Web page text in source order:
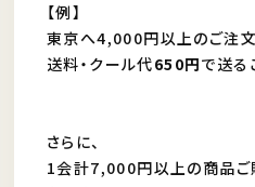
【例】
東京へ4,000円以上のご注文
送料・クール代650円で送る
さらに、
1会計7,000円以上の商品ご